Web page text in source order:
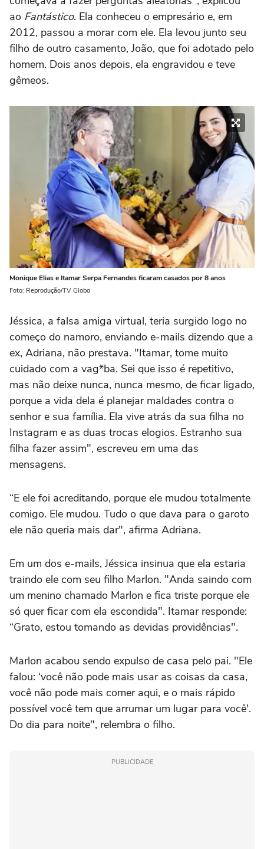
ao Fantástico. Ela conheceu o empresário e, em
2012, passou a morar com ele. Ela levou junto seu
filho de outro casamento, João, que foi adotado pelo
homem. Dois anos depois, ela engravidou e teve
gêmeos.
Monique Elias e Itamar Serpa Fernandes ficaram casados por 8 anos
Foto: Reprodução/TV Globo
Jéssica, a falsa amiga virtual, teria surgido logo no
começo do namoro, enviando e-mails dizendo que a
ex, Adriana, não prestava. "Itamar, tome muito
cuidado com a vag*ba. Sei que isso é repetitivo,
mas não deixe nunca, nunca mesmo, de ficar ligado,
porque a vida dela é planejar maldades contra o
senhor e sua família. Ela vive atrás da sua filha no
Instagram e as duas trocas elogios. Estranho sua
filha fazer assim", escreveu em uma das
mensagens.
“E ele foi acreditando, porque ele mudou totalmente
comigo. Ele mudou. Tudo o que dava para o garoto
ele não queria mais dar", afirma Adriana.
Em um dos e-mails, Jéssica insinua que ela estaria
traindo ele com seu filho Marlon. "Anda saindo com
um menino chamado Marlon e fica triste porque ele
só quer ficar com ela escondida". Itamar responde:
“Grato, estou tomando as devidas providências".
Marlon acabou sendo expulso de casa pelo pai. "Ele
falou: ‘você não pode mais usar as coisas da casa,
você não pode mais comer aqui, e o mais rápido
possível você tem que arrumar um lugar para você'.
Do dia para noite", relembra o filho.
PUBLICIDADE